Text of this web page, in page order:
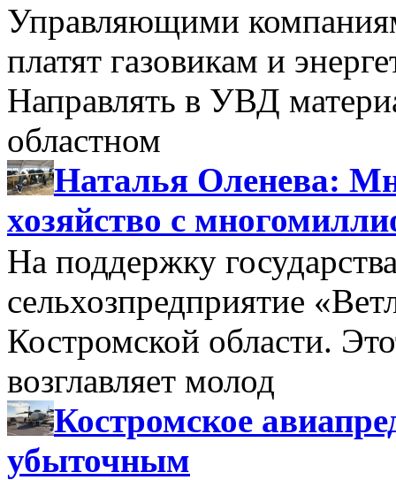
Управляющими
платят газовикам и
Направлять в УВД
областном
Наталья Оленева:
хозяйство с
На поддержку
сельхозпредприятие
Костромской области.
возглавляет молод
Костромское
убыточным